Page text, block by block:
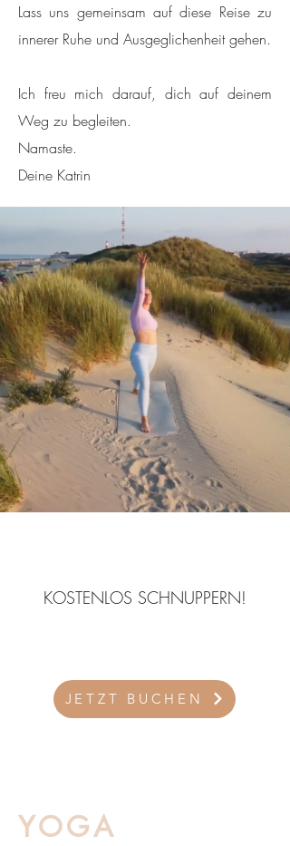
Lass uns gemeinsam auf diese Reise zu
innerer Ruhe und Ausgeglichenheit gehen.
Ich freu mich darauf, dich auf deinem
Weg zu begleiten.
Namaste.
Deine Katrin
KOSTENLOS SCHNUPPERN!
JETZT BUCHEN
YOGA